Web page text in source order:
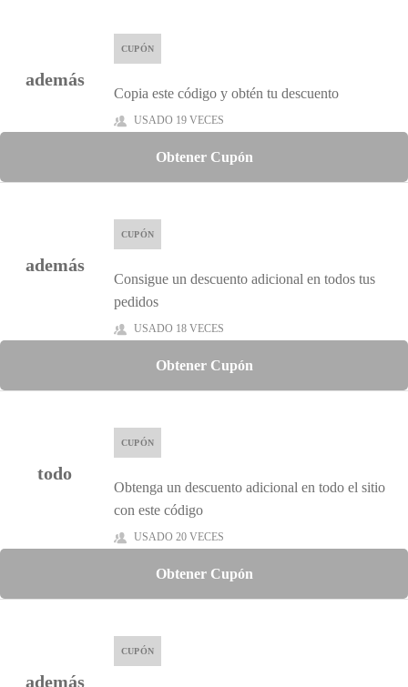
además
CUPÓN
Copia este código y obtén tu descuento
USADO 19 VECES
Obtener Cupón
además
CUPÓN
Consigue un descuento adicional en todos tus
pedidos
USADO 18 VECES
Obtener Cupón
todo
CUPÓN
Obtenga un descuento adicional en todo el sitio
con este código
USADO 20 VECES
Obtener Cupón
además
CUPÓN